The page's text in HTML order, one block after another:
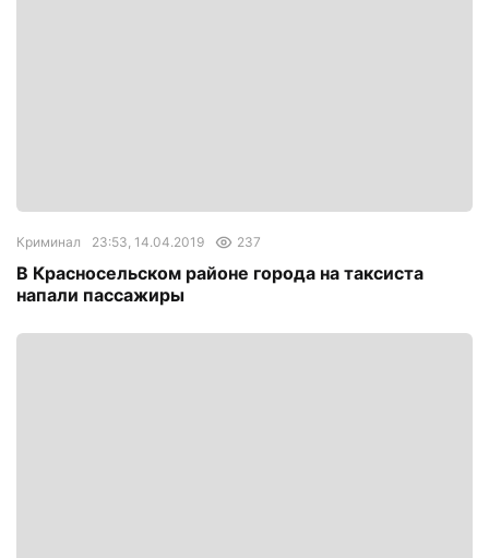
Криминал 23:53, 14.04.2019 237
В Красносельском районе города на таксиста
напали пассажиры